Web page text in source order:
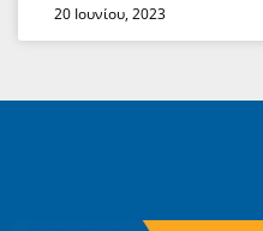
20 Ιουνίου, 2023